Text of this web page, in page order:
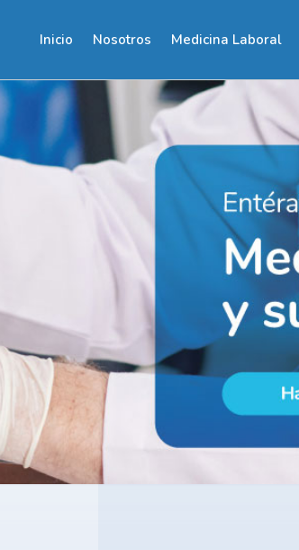
Inicio Nosotros Medicina Laboral